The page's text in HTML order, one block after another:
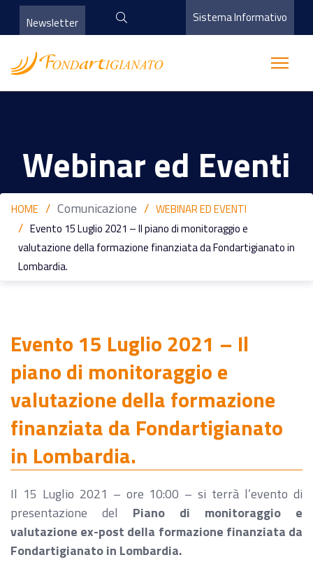
Newsletter Sistema Informativo
Webinar ed Eventi
HOME Comunicazione
WEBINAR ED EVENTI
Evento 15 Luglio 2021 – Il piano di monitoraggio e
valutazione della formazione finanziata da Fondartigianato in
Lombardia.
Evento 15 Luglio 2021 – Il
piano di monitoraggio e
valutazione della formazione
finanziata da Fondartigianato
in Lombardia.
Il 15 Luglio 2021 – ore 10:00 – si terrà l’evento di
presentazione del Piano di monitoraggio e
valutazione ex-post della formazione finanziata da
Fondartigianato in Lombardia.